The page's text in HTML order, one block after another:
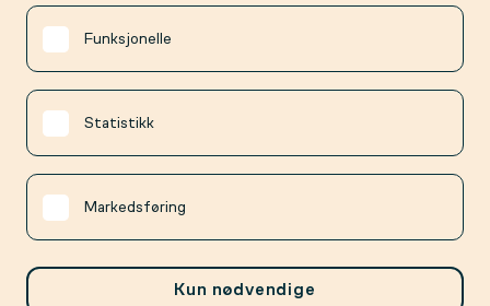
Funksjonelle
Statistikk
Markedsføring
Kun nødvendige